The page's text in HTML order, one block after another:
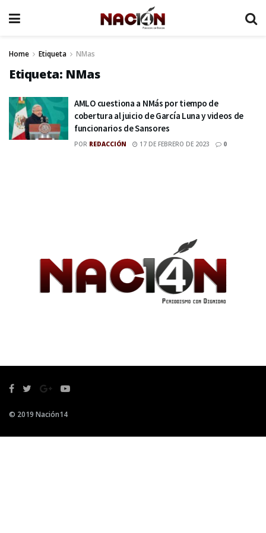
Home Etiqueta NMas
Etiqueta: NMas
AMLO cuestiona a NMás por tiempo de
cobertura al juicio de García Luna y videos de
funcionarios de Sansores
POR REDACCIÓN 17 DE FEBRERO DE 2023 0
© 2019 Nación14